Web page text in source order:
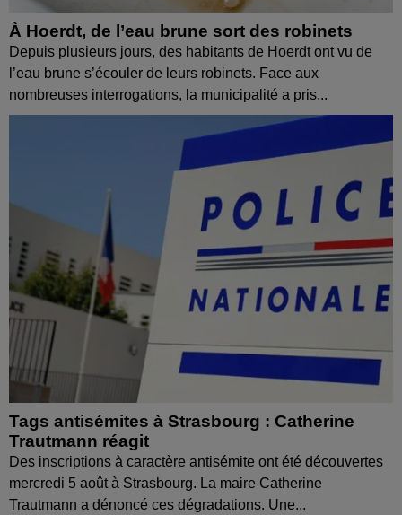
À Hoerdt, de l’eau brune sort des robinets
Depuis plusieurs jours, des habitants de Hoerdt ont vu de
l’eau brune s’écouler de leurs robinets. Face aux
nombreuses interrogations, la municipalité a pris...
Tags antisémites à Strasbourg : Catherine
Trautmann réagit
Des inscriptions à caractère antisémite ont été découvertes
mercredi 5 août à Strasbourg. La maire Catherine
Trautmann a dénoncé ces dégradations. Une...